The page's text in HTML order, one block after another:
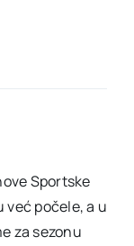
Sportske
već počele, a u
za sezonu